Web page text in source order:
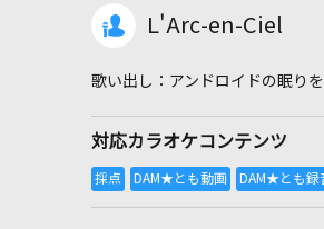
L'Arc-en-Ciel
アンドロイドの眠りを
対応カラオケコンテンツ